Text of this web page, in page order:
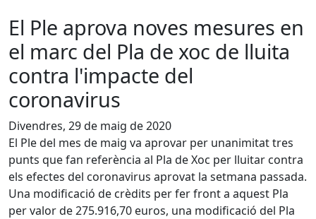
El Ple aprova noves mesures en
el marc del Pla de xoc de lluita
contra l'impacte del
coronavirus
Divendres, 29 de maig de 2020
El Ple del mes de maig va aprovar per unanimitat tres
punts que fan referència al Pla de Xoc per lluitar contra
els efectes del coronavirus aprovat la setmana passada.
Una modificació de crèdits per fer front a aquest Pla
per valor de 275.916,70 euros, una modificació del Pla